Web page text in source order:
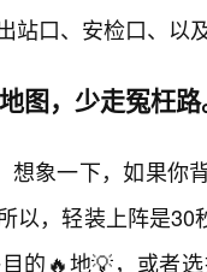
站口、安检口、以
图，少走冤枉
想象一下，如果
以，轻装上阵是
的🔥地💡，或者